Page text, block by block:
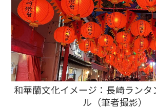
和華蘭文化イメージ：長崎ランタ
ル（筆者撮影）